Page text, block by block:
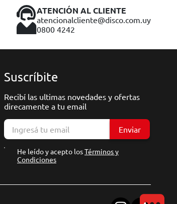
ATENCIÓN AL CLIENTE
atencionalcliente@disco.com.uy
0800 4242
Suscríbite
Recibí las ultimas novedades y ofertas
direcamente a tu email
Enviar
He leído y acepto losTérminos y
Condiciones